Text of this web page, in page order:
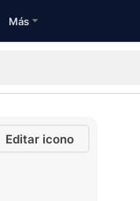
Más
Editar icono